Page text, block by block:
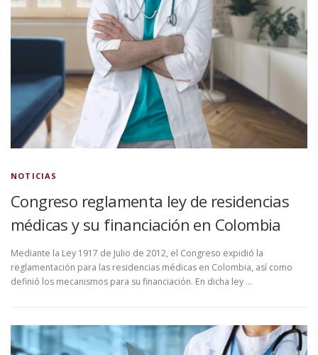
NOTICIAS
Congreso reglamenta ley de residencias
médicas y su financiación en Colombia
Mediante la Ley 1917 de Julio de 2012, el Congreso expidió la
reglamentación para las residencias médicas en Colombia, así como
definió los mecanismos para su financiación. En dicha ley …